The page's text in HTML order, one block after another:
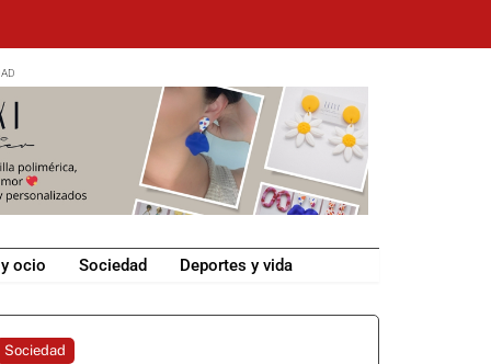
ocio Sociedad Deportes y vida
Sociedad